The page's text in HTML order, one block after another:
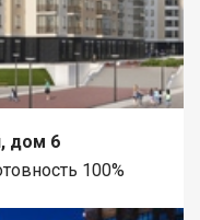
дом 6
100%